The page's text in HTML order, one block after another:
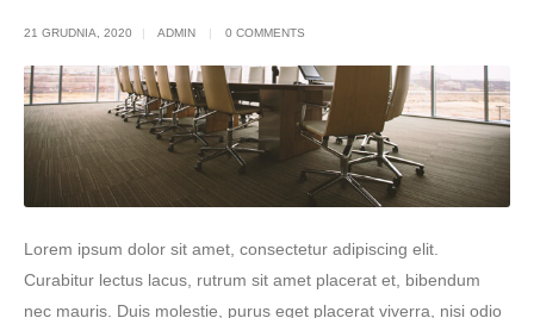
Blog Single
21 GRUDNIA, 2020 ADMIN 0 COMMENTS
Lorem ipsum dolor sit amet, consectetur adipiscing elit.
Curabitur lectus lacus, rutrum sit amet placerat et, bibendum
nec mauris. Duis molestie, purus eget placerat viverra, nisi odio